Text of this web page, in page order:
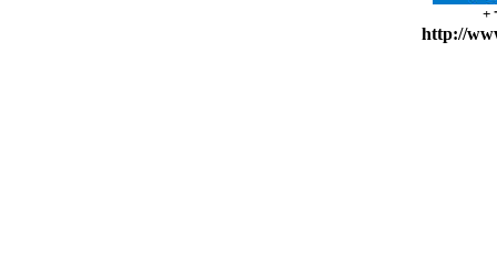
+
http://